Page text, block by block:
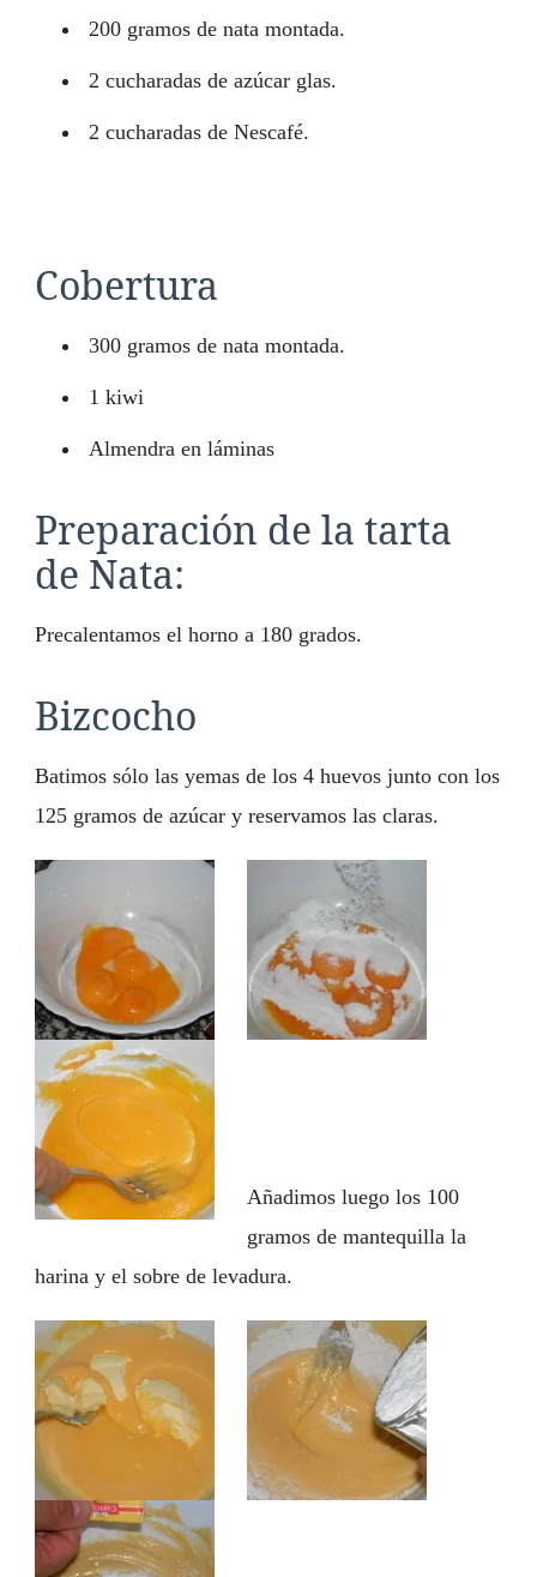
200 gramos de nata montada.
2 cucharadas de azúcar glas.
2 cucharadas de Nescafé.
Cobertura
300 gramos de nata montada.
1 kiwi
Almendra en láminas
Preparación de la tarta
de Nata:
Precalentamos el horno a 180 grados.
Bizcocho
Batimos sólo las yemas de los 4 huevos junto con los
125 gramos de azúcar y reservamos las claras.
Añadimos luego los 100
gramos de mantequilla la
harina y el sobre de levadura.